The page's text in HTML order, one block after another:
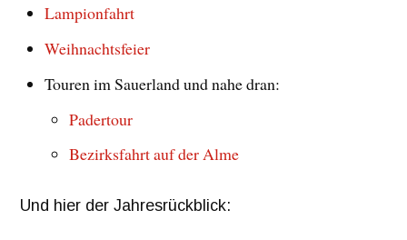
Lampionfahrt
Weihnachtsfeier
Touren im Sauerland und nahe dran:
Padertour
Bezirksfahrt auf der Alme
Und hier der Jahresrückblick: